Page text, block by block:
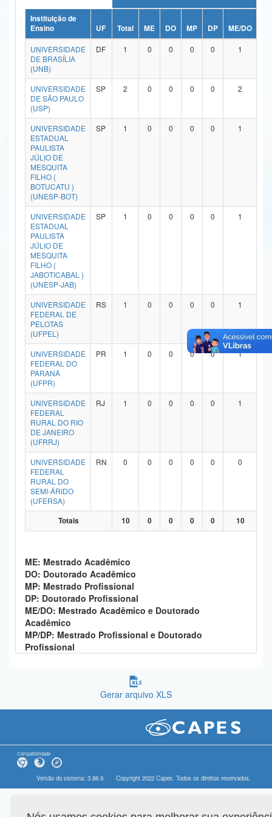
Ministério da Ciência, Tecnologia, Inovações e Comunicações
Ministério do Meio Ambiente
Ministério do Turismo
Ministério do Desenvolvimento Regional
Controladoria-Geral da União
Ministério da Mulher, da Família e dos Direitos Humanos
Secretaria-Geral
Secretaria de Governo
Gabinete de Segurança Institucional
Advocacia-Geral da União
Banco Central do Brasil
Instituição de
Ensino
UF Total ME DO MP DP ME/DO
UNIVERSIDADE
DE BRASÍLIA
(UNB)
DF 1 0 0 0 0 1
UNIVERSIDADE
DE SÃO PAULO
(USP)
SP 2 0 0 0 0 2
UNIVERSIDADE
ESTADUAL
PAULISTA
JÚLIO DE
MESQUITA
FILHO (
BOTUCATU )
(UNESP-BOT)
SP 1 0 0 0 0 1
UNIVERSIDADE
ESTADUAL
PAULISTA
JÚLIO DE
MESQUITA
FILHO (
JABOTICABAL )
(UNESP-JAB)
SP 1 0 0 0 0 1
UNIVERSIDADE
FEDERAL DE
PELOTAS
(UFPEL)
RS 1 0 0 0 0 1
UNIVERSIDADE
FEDERAL DO
PARANÁ
(UFPR)
PR 1 0 0 0 0 1
UNIVERSIDADE
FEDERAL
RURAL DO RIO
DE JANEIRO
(UFRRJ)
RJ 1 0 0 0 0 1
UNIVERSIDADE
FEDERAL
RURAL DO
SEMI-ÁRIDO
(UFERSA)
RN 0 0 0 0 0 0
Totais 10 0 0 0 0 10
ME: Mestrado Acadêmico
DO: Doutorado Acadêmico
MP: Mestrado Profissional
DP: Doutorado Profissional
ME/DO: Mestrado Acadêmico e Doutorado
Acadêmico
MP/DP: Mestrado Profissional e Doutorado
Profissional
Gerar arquivo XLS
Compatibilidade
Versão do sistema: 3.88.9 Copyright 2022 Capes. Todos os direitos reservados.